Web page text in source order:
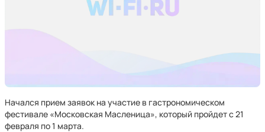
Начался прием заявок на участие в гастрономическом
фестивале «Московская Масленица», который пройдет с 21
февраля по 1 марта.